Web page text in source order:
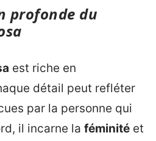
profonde du
est riche en
détail peut refléter
par la personne qui
il incarne la féminité et